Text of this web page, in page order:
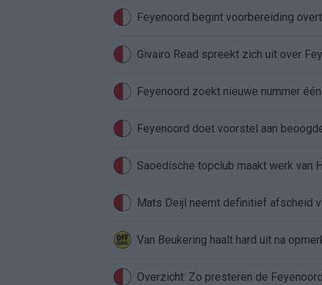
Feyenoord begint voorbereiding
Givairo Read spreekt zich uit over
Feyenoord zoekt nieuwe nummer
Feyenoord doet voorstel aan
Saoedische topclub maakt werk van
Mats Deijl neemt definitief afscheid
Van Beukering haalt hard uit na
Overzicht: Zo presteren de